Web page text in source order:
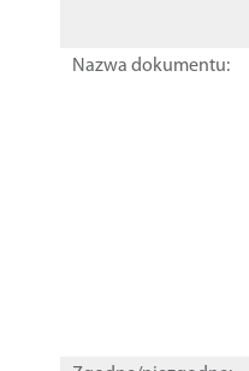
Nazwa dokumentu: